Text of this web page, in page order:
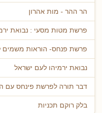
הר ההר - מות אהרון
פרשת מטות מסעי : נבואת
פרשת פנחס- הוראות משמים
נבואת ירמיהו לעם ישראל
דבר תורה לפרשת פינחס עם
בלק רוקם תכניות